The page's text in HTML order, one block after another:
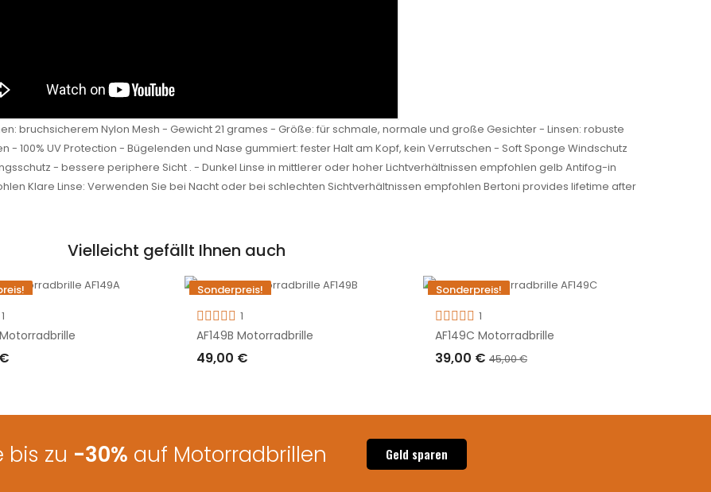
bruchsicherem Nylon Mesh - Gewicht 21 grames - Größe: für schmale, normale und große Gesichter - Linsen: robuste
100% UV Protection - Bügelenden und Nase gummiert: fester Halt am Kopf, kein Verrutschen - Soft Sponge Windschutz
- bessere periphere Sicht . - Dunkel Linse in mittlerer oder hoher Lichtverhältnissen empfohlen gelb Antifog-in
Klare Linse: Verwenden Sie bei Nacht oder bei schlechten Sichtverhältnissen empfohlen Bertoni provides lifetime after
Vielleicht gefällt Ihnen auch
1
Sonderpreis!
1
AF149B Motorradbrille
49,00 €
Sonderpreis!
-6,00 € 1
AF149C Motorradbrille
39,00 € 45,00 €
bis zu -30% auf Motorradbrillen Geld sparen